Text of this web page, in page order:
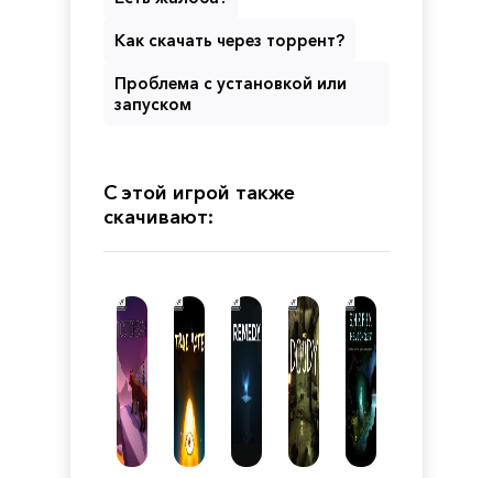
Как скачать через торрент?
Проблема с установкой или
запуском
С этой игрой также
скачивают: